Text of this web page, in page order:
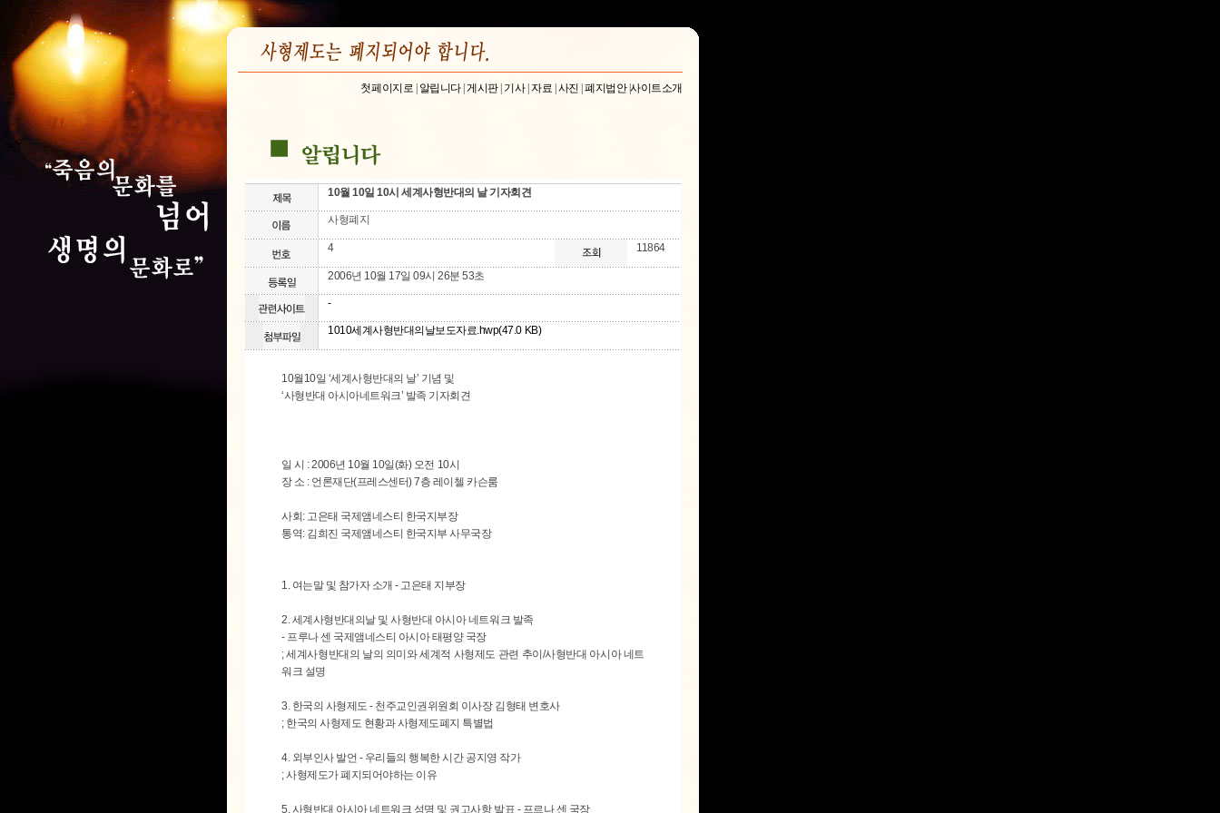
첫페이지로 알립니다|게시판| 기사|자료 사진 |폐지법안| 사이트소개
10월 10일 10시 세계사형반대의 날 기자회견
사형폐지
4 11864
2006년 10월 17일 09시 26분 53초
-
1010세계사형반대의날보도자료.hwp(47.0 KB)
10월10일 ‘세계사형반대의 날’ 기념 및
‘사형반대 아시아네트워크’ 발족 기자회견
일 시 : 2006년 10월 10일(화) 오전 10시
장 소 : 언론재단(프레스센터) 7층 레이첼 카슨룸
사회: 고은태 국제앰네스티 한국지부장
통역: 김희진 국제앰네스티 한국지부 사무국장
1. 여는말 및 참가자 소개 - 고은태 지부장
2. 세계사형반대의날 및 사형반대 아시아 네트워크 발족
- 프루나 센 국제앰네스티 아시아 태평양 국장
; 세계사형반대의 날의 의미와 세계적 사형제도 관련 추이/사형반대 아시아 네트
워크 설명
3. 한국의 사형제도 - 천주교인권위원회 이사장 김형태 변호사
; 한국의 사형제도 현황과 사형제도폐지 특별법
4. 외부인사 발언 - 우리들의 행복한 시간 공지영 작가
; 사형제도가 폐지되어야하는 이유
5. 사형반대 아시아 네트워크 성명 및 권고사항 발표 - 프르나 센 국장